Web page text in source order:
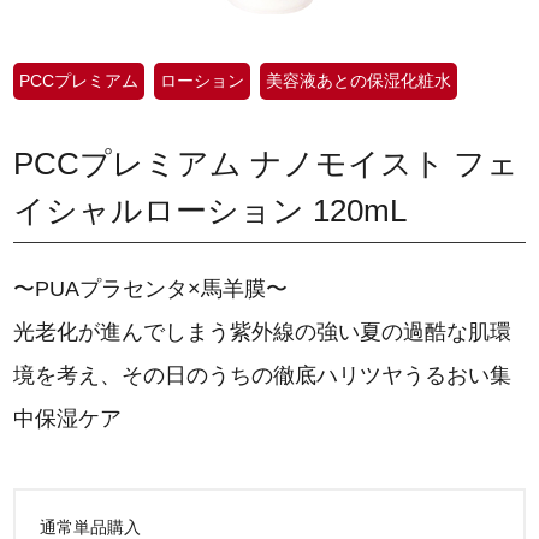
PCCプレミアム ローション 美容液あとの保湿化粧水
PCCプレミアム ナノモイスト フェ
イシャルローション 120mL
〜PUAプラセンタ×馬羊膜〜
光老化が進んでしまう紫外線の強い夏の過酷な肌環
境を考え、その日のうちの徹底ハリツヤうるおい集
中保湿ケア
通常単品購入